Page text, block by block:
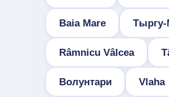
Baia Mare
Râmnicu Vâlcea
Волунтари Vlaha